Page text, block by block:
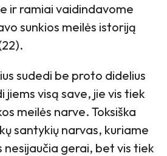
ir ramiai vaidindavome
sunkios meilės istoriją
sudedi be proto didelius
jiems visą save, jie vis tiek
meilės narve. Toksiška
santykių narvas, kuriame
nesijaučia gerai, bet vis tiek